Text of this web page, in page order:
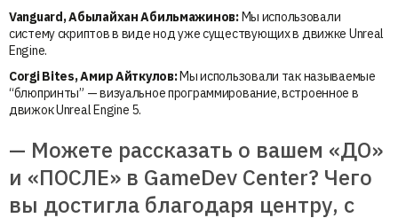
Vanguard, АбылайханАбильмажинов:Мы использовали
систему скриптов в виде нод уже существующих в движке Unreal
Engine.
Corgi Bites, Амир Айткулов:Мы использовали так называемые
“блюпринты” — визуальное программирование, встроенное в
движок Unreal Engine 5.
— Можете рассказать о вашем «ДО»
и «ПОСЛЕ» в GameDev Center? Чего
вы достигла благодаря центру, с